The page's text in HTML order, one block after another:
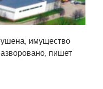
имущество
пишет